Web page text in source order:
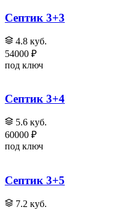
Септик 3+3
4.8 куб.
54000 ₽
под ключ
Септик 3+4
5.6 куб.
60000 ₽
под ключ
Септик 3+5
7.2 куб.